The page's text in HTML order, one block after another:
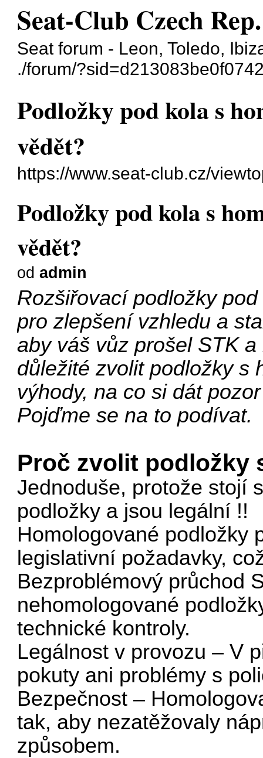
Seat-Club Czech Rep.
Seat forum - Leon, Toledo,
./forum/
Podložky pod kola s
vědět?
https://www.seat-club.cz/
Podložky pod kola s
vědět?
odadmin
Rozšiřovací podložky
pro zlepšení vzhledu a
aby váš vůz prošel STK
důležité zvolit podložky s
výhody, na co si dát
Pojďme se na to podívat.
Proč zvolit podložky
Jednoduše, protože stojí
podložky a jsou legální !!
Homologované podložky
legislativní požadavky,
Bezproblémový průchod
nehomologované
technické kontroly.
Legálnost v provozu – V
pokuty ani problémy s
Bezpečnost –
tak, aby nezatěžovaly
způsobem.